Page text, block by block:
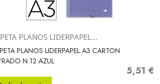
Vista rápida
PLANOS LIDERPAPEL...
PLANOS LIDERPAPEL A3 CARTON
N 12 AZUL
Precio
5,51 €